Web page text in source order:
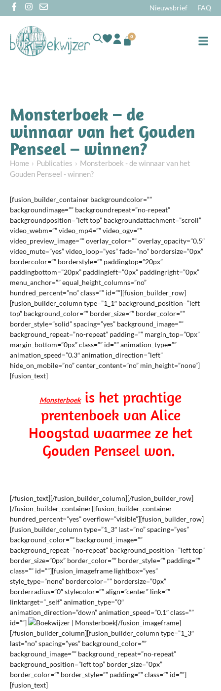
Nieuwsbrief FAQ
0
Monsterboek – de
winnaar van het Gouden
Penseel – winnen?
Home Publicaties
Monsterboek - de winnaar van het
Gouden Penseel - winnen?
[fusion_builder_container backgroundcolor=””
backgroundimage=”” backgroundrepeat=”no-repeat”
backgroundposition=”left top” backgroundattachment=”scroll”
video_webm=”” video_mp4=”” video_ogv=””
video_preview_image=”” overlay_color=”” overlay_opacity=”0.5″
video_mute=”yes” video_loop=”yes” fade=”no” bordersize=”0px”
bordercolor=”” borderstyle=”” paddingtop=”20px”
paddingbottom=”20px” paddingleft=”0px” paddingright=”0px”
menu_anchor=”” equal_height_columns=”no”
hundred_percent=”no” class=”” id=””][fusion_builder_row]
[fusion_builder_column type=”1_1″ background_position=”left
top” background_color=”” border_size=”” border_color=””
border_style=”solid” spacing=”yes” background_image=””
background_repeat=”no-repeat” padding=”” margin_top=”0px”
margin_bottom=”0px” class=”” id=”” animation_type=””
animation_speed=”0.3″ animation_direction=”left”
hide_on_mobile=”no” center_content=”no” min_height=”none”]
[fusion_text]
Monsterboekis het prachtige
prentenboek van Alice
Hoogstad waarmee ze het
Gouden Penseel won.
[/fusion_text][/fusion_builder_column][/fusion_builder_row]
[/fusion_builder_container][fusion_builder_container
hundred_percent=”yes” overflow=”visible”][fusion_builder_row]
[fusion_builder_column type=”1_3″ last=”no” spacing=”yes”
background_color=”” background_image=””
background_repeat=”no-repeat” background_position=”left top”
border_size=”0px” border_color=”” border_style=”” padding=””
class=”” id=””][fusion_imageframe lightbox=”yes”
style_type=”none” bordercolor=”” bordersize=”0px”
borderradius=”0″ stylecolor=”” align=”center” link=””
linktarget=”_self” animation_type=”0″
animation_direction=”down” animation_speed=”0.1″ class=””
id=””]
[/fusion_imageframe]
[/fusion_builder_column][fusion_builder_column type=”1_3″
last=”no” spacing=”yes” background_color=””
background_image=”” background_repeat=”no-repeat”
background_position=”left top” border_size=”0px”
border_color=”” border_style=”” padding=”” class=”” id=””]
[fusion_text]